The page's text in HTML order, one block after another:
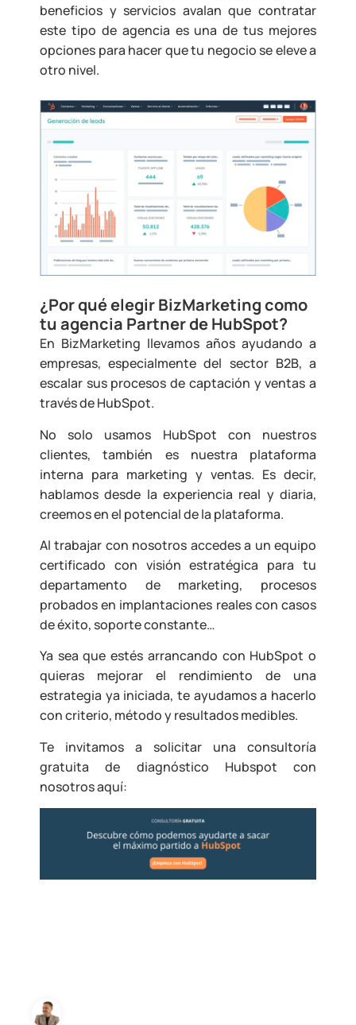
beneficios y servicios avalan que contratar
este tipo de agencia es una de tus mejores
opciones para hacer que tu negocio se eleve a
otro nivel.
¿Por qué elegir BizMarketing como
tu agencia Partner de HubSpot?
En BizMarketing llevamos años ayudando a
empresas, especialmente del sector B2B, a
escalar sus procesos de captación y ventas a
través de HubSpot.
No solo usamos HubSpot con nuestros
clientes, también es nuestra plataforma
interna para marketing y ventas. Es decir,
hablamos desde la experiencia real y diaria,
creemos en el potencial de la plataforma.
Al trabajar con nosotros accedes a un equipo
certificado con visión estratégica para tu
departamento de marketing, procesos
probados en implantaciones reales con casos
de éxito, soporte constante…
Ya sea que estés arrancando con HubSpot o
quieras mejorar el rendimiento de una
estrategia ya iniciada, te ayudamos a hacerlo
con criterio, método y resultados medibles.
Te invitamos a solicitar una consultoría
gratuita de diagnóstico Hubspot con
nosotros aquí: